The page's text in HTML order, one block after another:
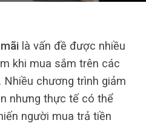
là vấn đề được nhiều
khi mua sắm trên các
chương trình giảm
nhưng thực tế có thể
người mua trả tiền